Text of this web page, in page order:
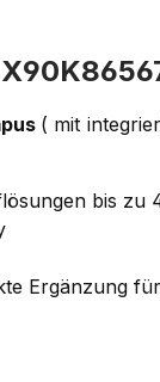
( mit
bis zu
Ergänzung